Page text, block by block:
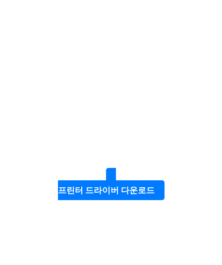
프린터 드라이버 다운로드